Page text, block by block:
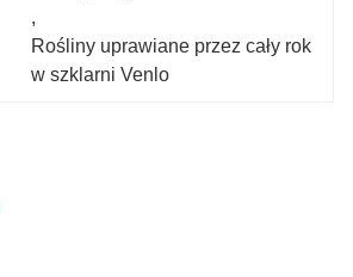
,
Rośliny uprawiane przez cały rok
w szklarni Venlo